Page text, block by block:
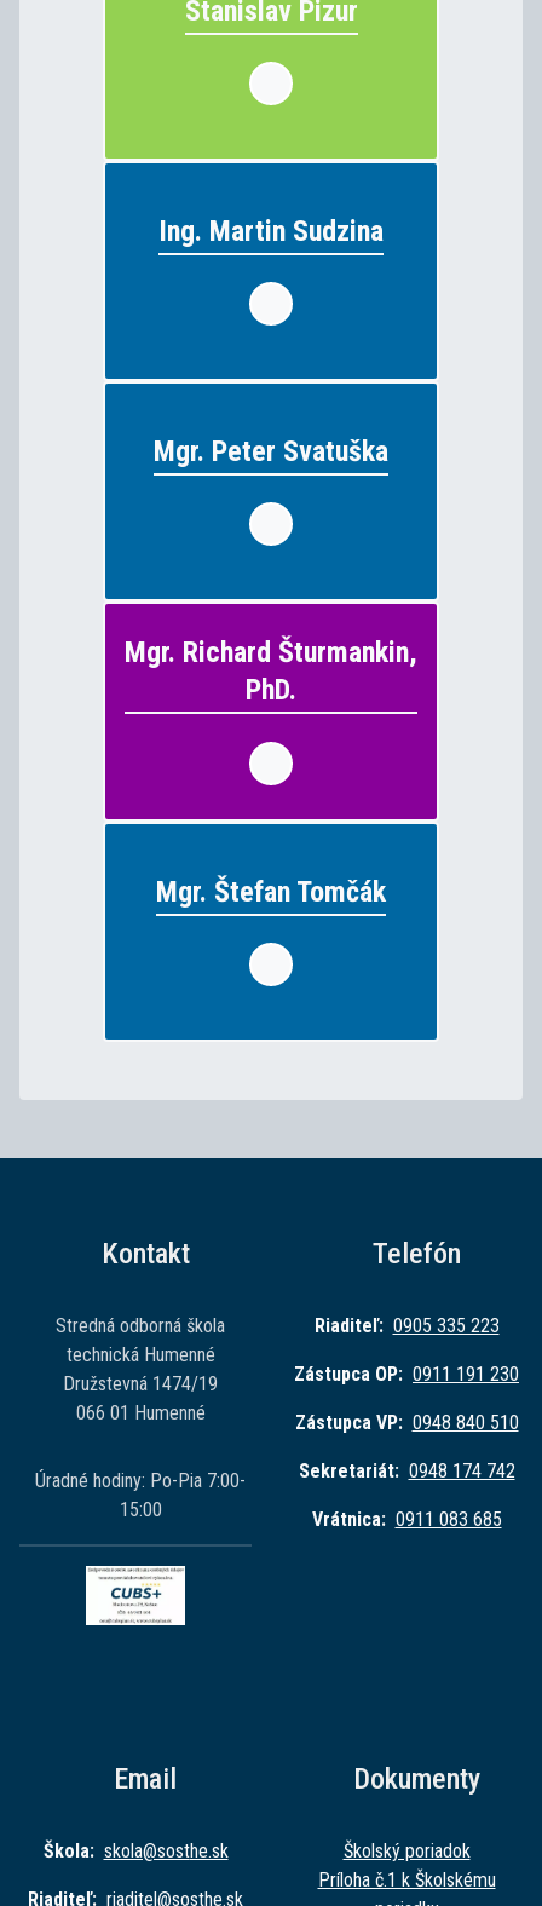
Stanislav Pizur
Stanislav Pizur
vyučuje:
odborný výcvik
Ing. Martin Sudzina
Ing. Martin Sudzina
funkcia: školský digitálny koordinátor,
odborný výcvik
Mgr. Peter Svatuška
Mgr. Peter Svatuška
matematika, fyzika, informatika
Mgr. Richard Šturmankin,
PhD.
Mgr. Richard Šturmankin,
PhD.
supervízor
Mgr. Štefan Tomčák
Mgr. Štefan Tomčák
telesná výchova, výchova
k občianstvu
Kontakt
Stredná odborná škola
technická Humenné
Družstevná 1474/19
066 01 Humenné
Úradné hodiny: Po-Pia 7:00-
15:00
Telefón
Riaditeľ: 0905 335 223
Zástupca OP: 0911 191 230
Zástupca VP: 0948 840 510
Sekretariát: 0948 174 742
Vrátnica: 0911 083 685
Email
Škola: skola@sosthe.sk
Riaditeľ: riaditel@sosthe.sk
Dokumenty
Školský poriadok
Príloha č.1 k Školskému